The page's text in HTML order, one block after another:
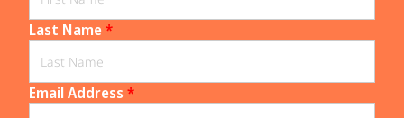
Last Name*
Email Address *